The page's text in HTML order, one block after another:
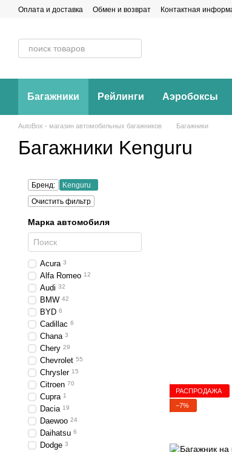
Перейти к основному контенту
Оплата и доставка Обмен и возврат Контактная
Багажники Рейлинги Аэробоксы
AutoBox - магазин автомобильных багажников Багажники
Багажники Kenguru
РАСПРОДАЖА
−7%
Бренд:
Kenguru
Очистить фильтр
Марка автомобиля
Acura 3
Alfa Romeo 12
Audi 32
BMW 42
BYD 6
Cadillac 6
Chana 3
Chery 29
Chevrolet 55
Chrysler 15
Citroen 70
Cupra 1
Dacia 19
Daewoo 24
Daihatsu 6
Dodge 3